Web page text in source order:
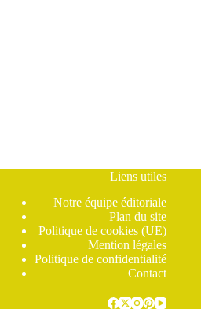
Liens utiles
Notre équipe éditoriale
Plan du site
Politique de cookies (UE)
Mention légales
Politique de confidentialité
Contact